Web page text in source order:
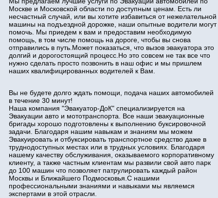
Москве и Московской области по доступным ценам. Есть ли
несчастный случай, или вы хотите избавиться от нежелательной
машины на подъездной дорожке, наши опытные водители могут
помочь. Мы приедем к вам и предоставим необходимую
помощь, в том числе помощь на дороге, чтобы вы снова
отправились в путь.Может показаться, что вызов эвакуатора это
долгий и дорогостоящий процесс.Но это совсем не так все что
нужно сделать просто позвонить в наш офис и мы пришлем
наших квалифицированных водителей к Вам.
Вы не будете долго ждать помощи, подача наших автомобилей
в течение 30 минут!
Наша компания "Эвакуатор-ДоК" специализируется на
Эвакуации авто и мототранспорта. Все наши эвакуационные
бригады хорошо подготовлены к выполнению буксировочной
задачи. Благодаря нашим навыкам и знаниям мы можем
Эвакуировать и отбуксировать транспортное средство даже в
труднодоступных местах или в трудных условиях. Благодаря
нашему качеству обслуживания, оказываемого корпоративному
клиенту, а также частным клиентам мы развили свой авто парк
до 100 машин что позволяет патрулировать каждый район
Москвы и Ближайшего Подмосковья.С нашими
профессиональными знаниями и навыками мы являемся
экспертами в этой отрасли.